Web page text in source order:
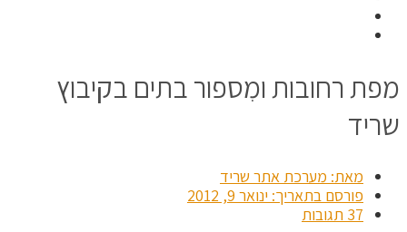
מפת רחובות ומִספור בתים בקיבוץ
שריד
מאת: מערכת אתר שריד
פורסם בתאריך: ינואר 9, 2012
37 תגובות